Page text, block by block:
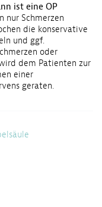
ist eine OP
nur Schmerzen
die konservative
und ggf.
oder
dem Patienten zur
einer
geraten.